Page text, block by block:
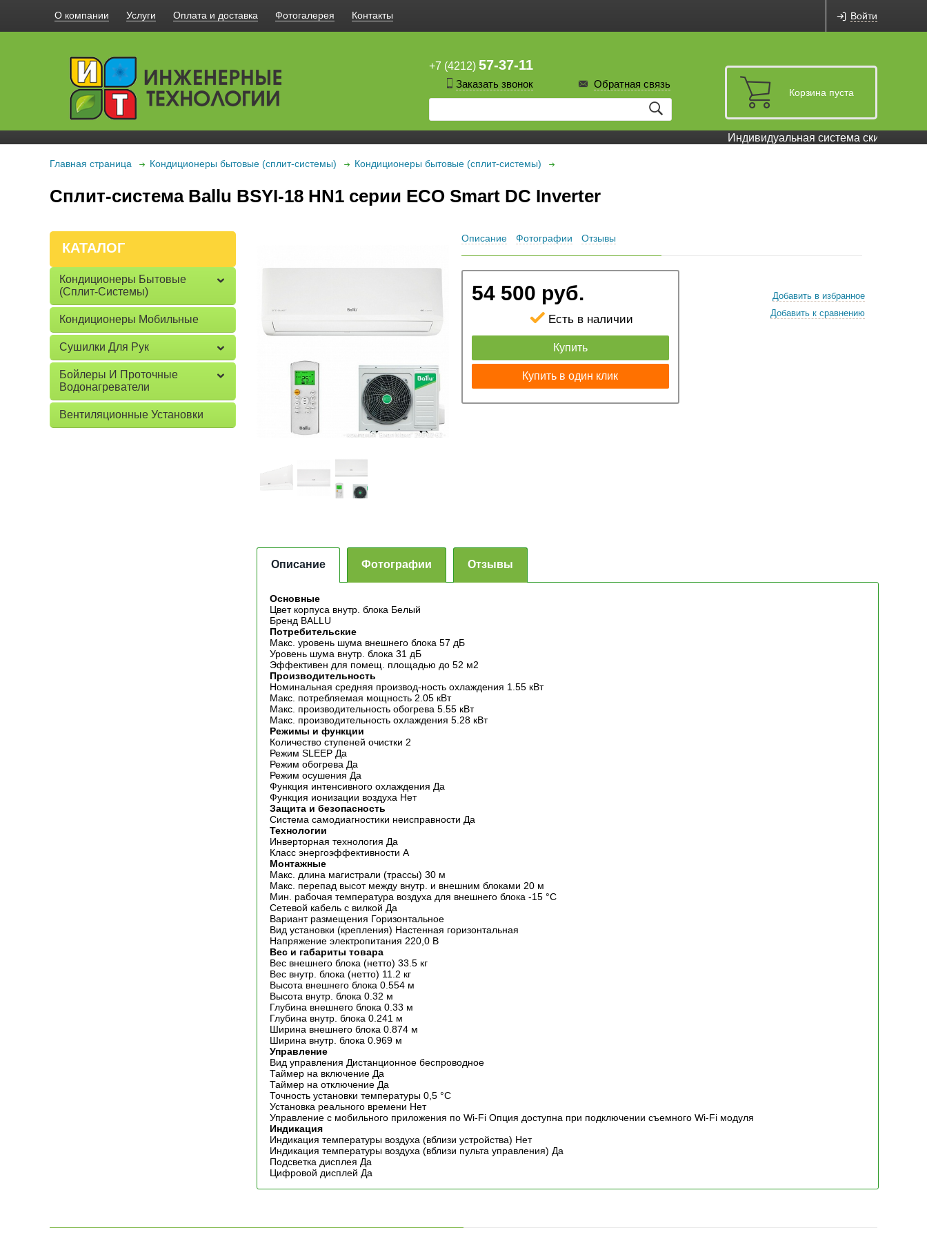
Войти
+7 (4212) 57-37-11
Заказать звонок Обратная связь
Корзина пуста
О компании Услуги Оплата и доставка Фотогалерея Контакты
Индивидуальная система скидок и
Главная страница Кондиционеры бытовые (сплит-системы) Кондиционеры бытовые (сплит-системы)
Сплит-система Ballu BSYI-18 HN1 серии ECO Smart DC Inverter
КАТАЛОГ
Кондиционеры Бытовые
(сплит-Системы)
Кондиционеры Мобильные
Сушилки Для Рук
Бойлеры И Проточные
Водонагреватели
Вентиляционные Установки
Описание Фотографии Отзывы
54 500 руб.
Есть в наличии
Купить
Купить в один клик
Добавить в избранное
Добавить к сравнению
Описание
Основные
Цвет корпуса внутр. блока Белый
Бренд BALLU
Потребительские
Макс. уровень шума внешнего блока 57 дБ
Уровень шума внутр. блока 31 дБ
Эффективен для помещ. площадью до 52 м2
Производительность
Номинальная средняя производ-ность охлаждения 1.55 кВт
Макс. потребляемая мощность 2.05 кВт
Макс. производительность обогрева 5.55 кВт
Макс. производительность охлаждения 5.28 кВт
Режимы и функции
Количество ступеней очистки 2
Режим SLEEP Да
Режим обогрева Да
Режим осушения Да
Функция интенсивного охлаждения Да
Функция ионизации воздуха Нет
Защита и безопасность
Система самодиагностики неисправности Да
Технологии
Инверторная технология Да
Класс энергоэффективности A
Монтажные
Макс. длина магистрали (трассы) 30 м
Макс. перепад высот между внутр. и внешним блоками 20 м
Мин. рабочая температура воздуха для внешнего блока -15 °С
Сетевой кабель с вилкой Да
Вариант размещения Горизонтальное
Вид установки (крепления) Настенная горизонтальная
Напряжение электропитания 220,0 В
Вес и габариты товара
Вес внешнего блока (нетто) 33.5 кг
Вес внутр. блока (нетто) 11.2 кг
Высота внешнего блока 0.554 м
Высота внутр. блока 0.32 м
Глубина внешнего блока 0.33 м
Глубина внутр. блока 0.241 м
Ширина внешнего блока 0.874 м
Ширина внутр. блока 0.969 м
Управление
Вид управления Дистанционное беспроводное
Таймер на включение Да
Таймер на отключение Да
Точность установки температуры 0,5 °С
Установка реального времени Нет
Управление c мобильного приложения по Wi-Fi Опция доступна при подключении съемного Wi-Fi модуля
Индикация
Индикация температуры воздуха (вблизи устройства) Нет
Индикация температуры воздуха (вблизи пульта управления) Да
Подсветка дисплея Да
Цифровой дисплей Да
Фотографии Отзывы